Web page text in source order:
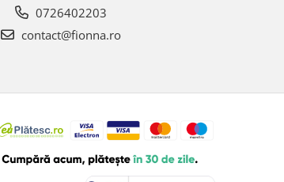
0726402203
contact@fionna.ro